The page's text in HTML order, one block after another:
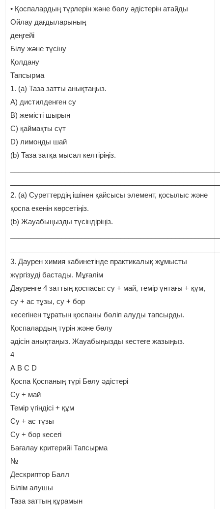
• Қоспалардың түрлерін және бөлу әдістерін атайды
Ойлау дағдыларының
деңгейі
Білу және түсіну
Қолдану
Тапсырма
1. (а) Таза затты анықтаңыз.
A) дистилденген су
B) жемісті шырын
C) қаймақты сүт
D) лимонды шай
(b) Таза затқа мысал келтіріңіз.
2. (а) Суреттердің ішінен қайсысы элемент, қосылыс және
қоспа екенін көрсетіңіз.
(b) Жауабыңызды түсіндіріңіз.
3. Даурен химия кабинетінде практикалық жұмысты
жүргізуді бастады. Мұғалім
Дауренге 4 заттың қоспасы: су + май, темір ұнтағы + құм,
су + ас тұзы, су + бор
кесегінен тұратын қоспаны бөліп алуды тапсырды.
Қоспалардың түрін және бөлу
әдісін анықтаңыз. Жауабыңызды кестеге жазыңыз.
4
А В С D
Қоспа Қоспаның түрі Бөлу әдістері
Су + май
Темір үгіндісі + құм
Су + ас тұзы
Су + бор кесегі
Бағалау критерийі Тапсырма
№
Дескриптор Балл
Білім алушы
Таза заттың құрамын